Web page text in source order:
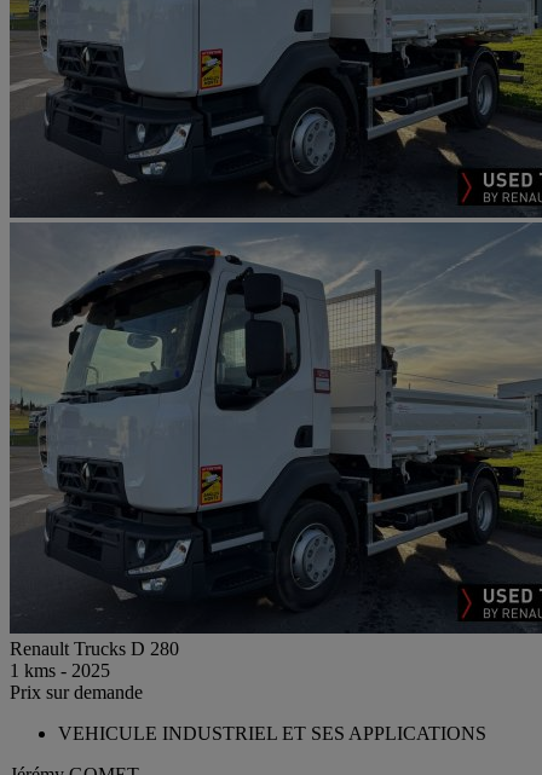
Renault Trucks D 280
1 kms - 2025
Prix sur demande
VEHICULE INDUSTRIEL ET SES APPLICATIONS